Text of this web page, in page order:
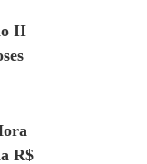
II
R$